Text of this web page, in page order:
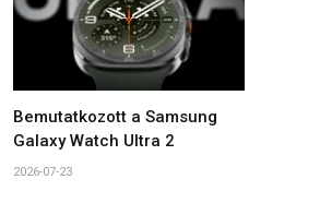
Bemutatkozott a Samsung
Galaxy Watch Ultra 2
2026-07-23